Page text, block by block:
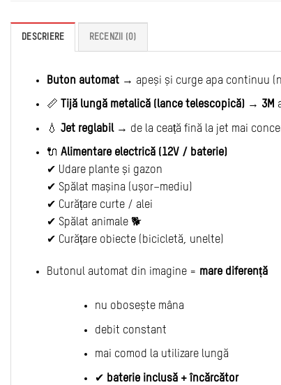
DESCRIERE RECENZII (0)
Buton automat→ apeși și curge apa continuu
📏 Tijă lungă metalică (lance telescopică)→ 3M
💧 Jet reglabil→ de la ceață fină la jet mai
🔌 Alimentare electrică (12V / baterie)
✔ Udare plante și gazon
✔ Spălat mașina (ușor–mediu)
✔ Curățare curte / alei
✔ Spălat animale 🐕
✔ Curățare obiecte (bicicletă, unelte)
Butonul automat din imagine = mare diferență
nu obosește mâna
debit constant
mai comod la utilizare lungă
✔ baterie inclusă + încărcător